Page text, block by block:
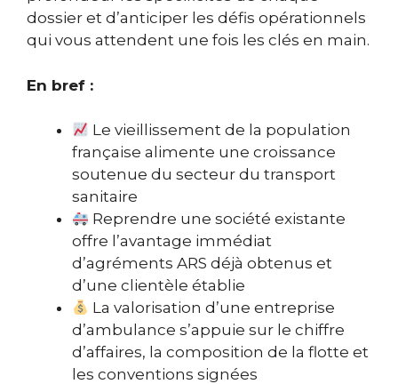
dossier et d’anticiper les défis opérationnels
qui vous attendent une fois les clés en main.
En bref :
Le vieillissement de la population
française alimente une croissance
soutenue du secteur du transport
sanitaire
Reprendre une société existante
offre l’avantage immédiat
d’agréments ARS déjà obtenus et
d’une clientèle établie
La valorisation d’une entreprise
d’ambulance s’appuie sur le chiffre
d’affaires, la composition de la flotte et
les conventions signées